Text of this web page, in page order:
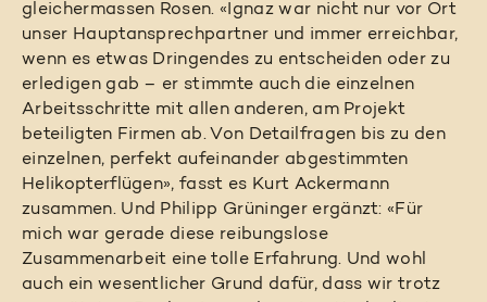
gleichermassen Rosen. «Ignaz war nicht nur vor Ort
unser Hauptansprechpartner und immer erreichbar,
wenn es etwas Dringendes zu entscheiden oder zu
erledigen gab – er stimmte auch die einzelnen
Arbeitsschritte mit allen anderen, am Projekt
beteiligten Firmen ab. Von Detailfragen bis zu den
einzelnen, perfekt aufeinander abgestimmten
Helikopterflügen», fasst es Kurt Ackermann
zusammen. Und Philipp Grüninger ergänzt: «Für
mich war gerade diese reibungslose
Zusammenarbeit eine tolle Erfahrung. Und wohl
auch ein wesentlicher Grund dafür, dass wir trotz